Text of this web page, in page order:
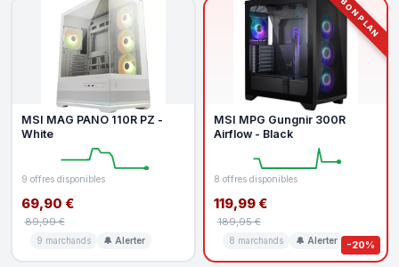
MSI MAG PANO 110R PZ -
White
9 offres disponibles
69,90 €
89,99 €
9 marchands 🔔 Alerter
BON PLAN
-20%
MSI MPG Gungnir 300R
Airflow - Black
8 offres disponibles
119,99 €
189,95 €
8 marchands 🔔 Alerter